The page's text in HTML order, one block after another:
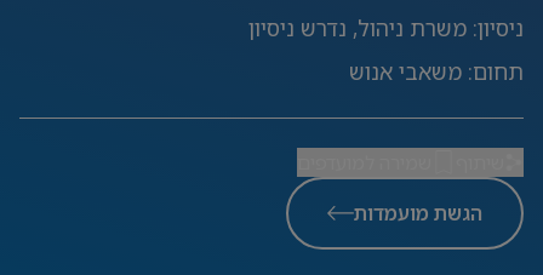
ניסיון: משרת ניהול, נדרש ניסיון
תחום: משאבי אנוש
הגשת מועמדות